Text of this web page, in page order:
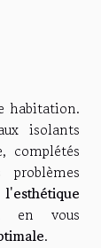
habitation.
isolants
complétés
en vous
.